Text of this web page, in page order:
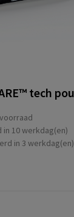
10 werkdag(en)
in 3 werkdag(en)